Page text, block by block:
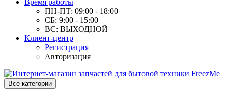
Время работы
ПН-ПТ: 09:00 - 18:00
СБ: 9:00 - 15:00
ВС: ВЫХОДНОЙ
Клиент-центр
Регистрация
Авторизация
Все категории